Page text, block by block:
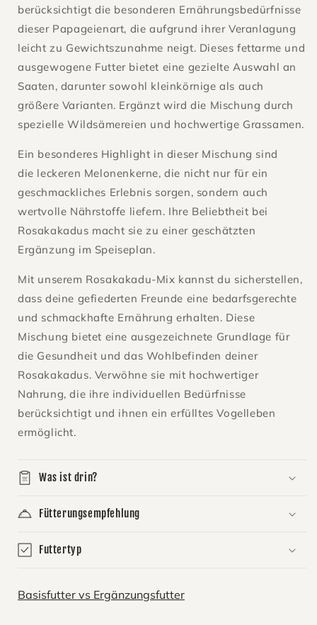
berücksichtigt die besonderen Ernährungsbedürfnisse
dieser Papageienart, die aufgrund ihrer Veranlagung
leicht zu Gewichtszunahme neigt. Dieses fettarme und
ausgewogene Futter bietet eine gezielte Auswahl an
Saaten, darunter sowohl kleinkörnige als auch
größere Varianten. Ergänzt wird die Mischung durch
spezielle Wildsämereien und hochwertige Grassamen.
Ein besonderes Highlight in dieser Mischung sind
die leckeren Melonenkerne, die nicht nur für ein
geschmackliches Erlebnis sorgen, sondern auch
wertvolle Nährstoffe liefern. Ihre Beliebtheit bei
Rosakakadus macht sie zu einer geschätzten
Ergänzung im Speiseplan.
Mit unserem Rosakakadu-Mix kannst du sicherstellen,
dass deine gefiederten Freunde eine bedarfsgerechte
und schmackhafte Ernährung erhalten. Diese
Mischung bietet eine ausgezeichnete Grundlage für
die Gesundheit und das Wohlbefinden deiner
Rosakakadus. Verwöhne sie mit hochwertiger
Nahrung, die ihre individuellen Bedürfnisse
berücksichtigt und ihnen ein erfülltes Vogelleben
ermöglicht.
Was ist drin?
Fütterungsempfehlung
Futtertyp
Basisfutter vs Ergänzungsfutter